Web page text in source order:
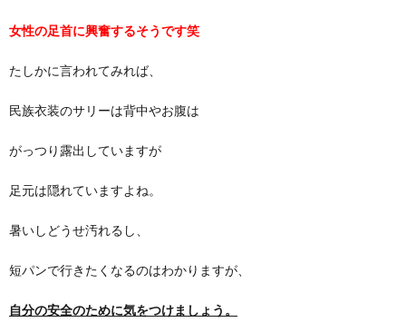
女性の足首に興奮するそうです笑
たしかに言われてみれば、
民族衣装のサリーは背中やお腹は
がっつり露出していますが
足元は隠れていますよね。
暑いしどうせ汚れるし、
短パンで行きたくなるのはわかりますが、
自分の安全のために気をつけましょう。